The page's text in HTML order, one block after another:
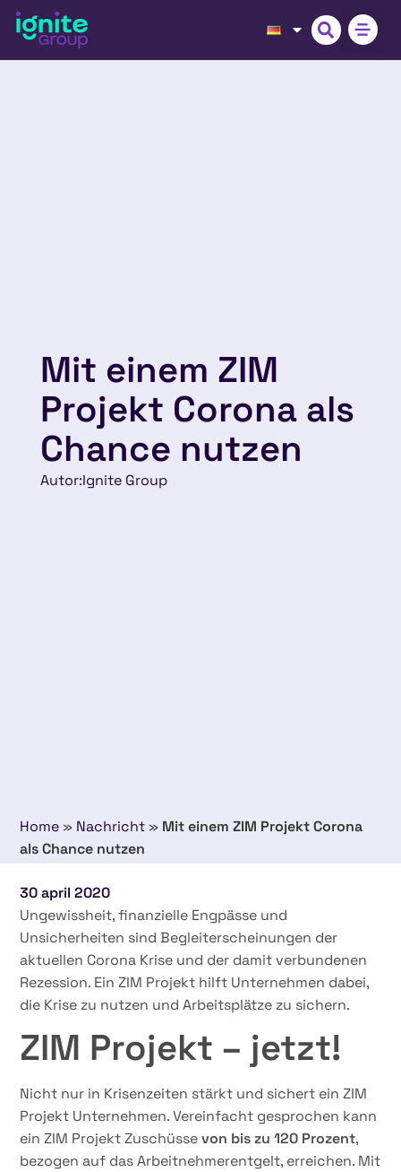
Mit einem ZIM
Projekt Corona als
Chance nutzen
Autor:Ignite Group
Home » Nachricht » Mit einem ZIM Projekt Corona
als Chance nutzen
30 april 2020
Ungewissheit, finanzielle Engpässe und
Unsicherheiten sind Begleiterscheinungen der
aktuellen Corona Krise und der damit verbundenen
Rezession. Ein ZIM Projekt hilft Unternehmen dabei,
die Krise zu nutzen und Arbeitsplätze zu sichern.
ZIM Projekt – jetzt!
Nicht nur in Krisenzeiten stärkt und sichert ein ZIM
Projekt Unternehmen. Vereinfacht gesprochen kann
ein ZIM Projekt Zuschüssevon bis zu 120 Prozent,
bezogen auf das Arbeitnehmerentgelt, erreichen. Mit